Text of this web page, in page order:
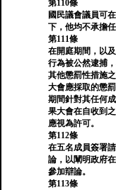
第110條
國民議會議員可
下，他均不承擔任
第111條
在開庭期間，以
行為被公然逮捕
其他懲罰性措施
大會應採取的懲
期間針對其任何
果大會在自收到
應視為許可。
第112條
在五名成員簽署
論，以闡明政府
參加辯論。
第113條